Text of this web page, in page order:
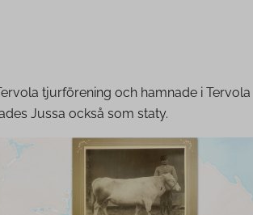
tjurförening och hamnade i Tervola
Jussa också som staty.